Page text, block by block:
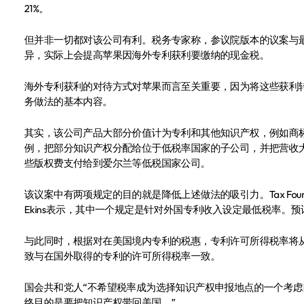
21%。
但并非一切都对该公司有利。税务专家称，参议院版本的议案与
异，实际上会提高苹果因海外专利获利要缴纳的现金税。
海外专利获利的对待方式对苹果而言至关重要，因为将这些获利
务做法的基本内容。
其实，该公司产品大部分价值计为专利和其他知识产权，例如商
例，把部分知识产权分配给位于低税率国家的子公司，并把营收
些版权费支付给到爱尔兰等低税国家公司。
该议案中有两项规定的目的就是降低上述做法的吸引力。Tax
Ekins表示，其中一个规定是针对外国专利收入设定最低税率。预
与此同时，根据对在美国境内专利的税惠，专利许可所得税率将
致与在国外取得的专利的许可所得税率一致。
国会共和党人“不希望税率成为选择知识产权申报地点的一个考